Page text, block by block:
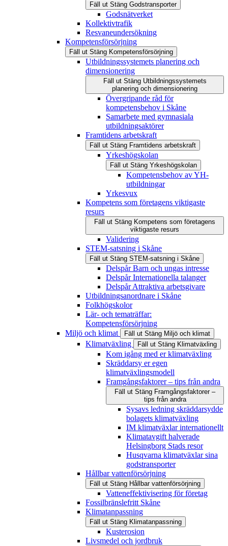
Fäll ut Stäng Godstransporter
Godsnätverket
Kollektivtrafik
Resvaneundersökning
Kompetensförsörjning
Fäll ut Stäng Kompetensförsörjning
Utbildningssystemets planering och
dimensionering
Fäll ut Stäng Utbildningssystemets
planering och dimensionering
Övergripande råd för
kompetensbehov i Skåne
Samarbete med gymnasiala
utbildningsaktörer
Framtidens arbetskraft
Fäll ut Stäng Framtidens arbetskraft
Yrkeshögskolan
Fäll ut Stäng Yrkeshögskolan
Kompetensbehov av YH-
utbildningar
Yrkesvux
Kompetens som företagens viktigaste
resurs
Fäll ut Stäng Kompetens som företagens
viktigaste resurs
Validering
STEM-satsning i Skåne
Fäll ut Stäng STEM-satsning i Skåne
Delspår Barn och ungas intresse
Delspår Internationella talanger
Delspår Attraktiva arbetsgivare
Utbildningsanordnare i Skåne
Folkhögskolor
Lär- och tematräffar:
Kompetensförsörjning
Miljö och klimat
Fäll ut Stäng Miljö och klimat
Klimatväxling Fäll ut Stäng Klimatväxling
Kom igång med er klimatväxling
Skräddarsy er egen
klimatväxlingsmodell
Framgångsfaktorer – tips från andra
Fäll ut Stäng Framgångsfaktorer –
tips från andra
Sysavs ledning skräddarsydde
bolagets klimatväxling
IM klimatväxlar internationellt
Klimatavgift halverade
Helsingborg Stads resor
Husqvarna klimatväxlar sina
godstransporter
Hållbar vattenförsörjning
Fäll ut Stäng Hållbar vattenförsörjning
Vatteneffektivisering för företag
Fossilbränslefritt Skåne
Klimatanpassning
Fäll ut Stäng Klimatanpassning
Kusterosion
Livsmedel och jordbruk